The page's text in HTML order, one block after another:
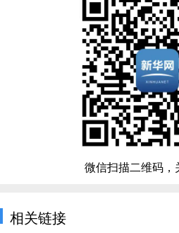
微信扫描二维码，
相关链接